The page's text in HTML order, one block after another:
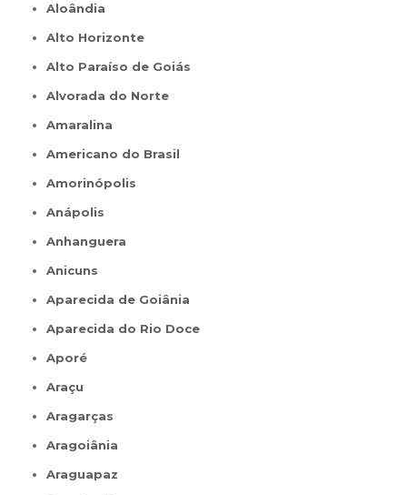
Aloândia
Alto Horizonte
Alto Paraíso de Goiás
Alvorada do Norte
Amaralina
Americano do Brasil
Amorinópolis
Anápolis
Anhanguera
Anicuns
Aparecida de Goiânia
Aparecida do Rio Doce
Aporé
Araçu
Aragarças
Aragoiânia
Araguapaz